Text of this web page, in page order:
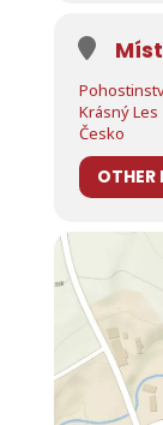
Krásný Les
Česko
OTHER